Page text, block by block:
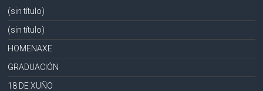
(sin título)
(sin título)
HOMENAXE
GRADUACIÓN
18 DE XUÑO